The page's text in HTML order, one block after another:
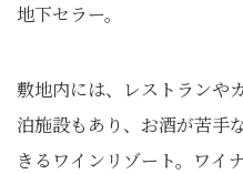
地下セラー。
敷地内には、レストランや
泊施設もあり、お酒が苦手
きるワインリゾート。ワイ